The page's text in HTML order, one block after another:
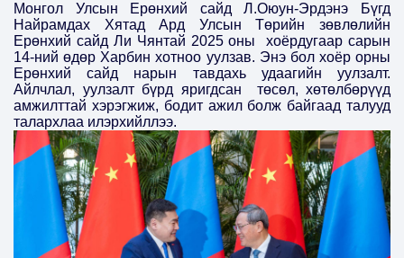
Монгол Улсын Ерөнхий сайд Л.Оюун-Эрдэнэ Бүгд
Найрамдах Хятад Ард Улсын Төрийн зөвлөлийн
Ерөнхий сайд Ли Чянтай 2025 оны хоёрдугаар сарын
14-ний өдөр Харбин хотноо уулзав. Энэ бол хоёр орны
Ерөнхий сайд нарын тавдахь удаагийн уулзалт.
Айлчлал, уулзалт бүрд яригдсан
төсөл, хөтөлбөрүүд
амжилттай хэрэгжиж, бодит ажил болж байгаад талууд
талархлаа илэрхийллээ.